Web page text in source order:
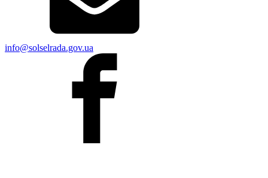
info@solselrada.gov.ua